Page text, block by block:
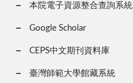
本院電子資源整合查詢系統
Google Scholar
CEPS中文期刊資料庫
臺灣師範大學館藏系統